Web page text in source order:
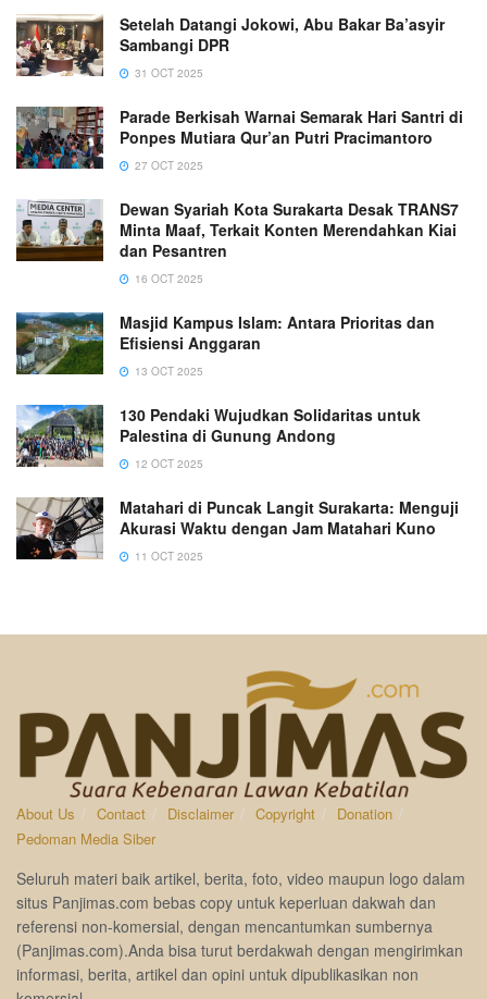
Setelah Datangi Jokowi, Abu Bakar Ba’asyir
Sambangi DPR
31 OCT 2025
Parade Berkisah Warnai Semarak Hari Santri di
Ponpes Mutiara Qur’an Putri Pracimantoro
27 OCT 2025
Dewan Syariah Kota Surakarta Desak TRANS7
Minta Maaf, Terkait Konten Merendahkan Kiai
dan Pesantren
16 OCT 2025
Masjid Kampus Islam: Antara Prioritas dan
Efisiensi Anggaran
13 OCT 2025
130 Pendaki Wujudkan Solidaritas untuk
Palestina di Gunung Andong
12 OCT 2025
Matahari di Puncak Langit Surakarta: Menguji
Akurasi Waktu dengan Jam Matahari Kuno
11 OCT 2025
About Us Contact Disclaimer Copyright
Donation
Pedoman Media Siber
Seluruh materi baik artikel, berita, foto, video maupun logo dalam
situs Panjimas.com bebas copy untuk keperluan dakwah dan
referensi non-komersial, dengan mencantumkan sumbernya
(Panjimas.com).Anda bisa turut berdakwah dengan mengirimkan
informasi, berita, artikel dan opini untuk dipublikasikan non